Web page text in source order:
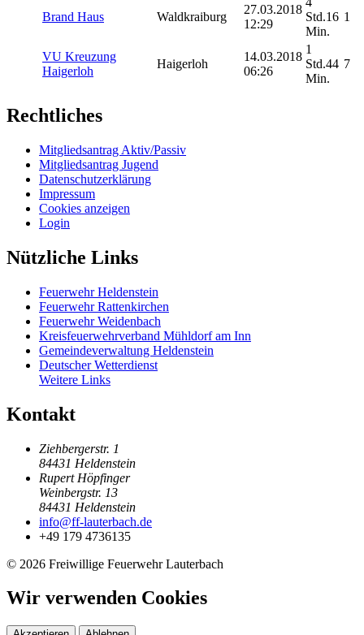
Brand Haus Waldkraiburg
27.03.2018
12:29
Std.16
Min.
1
VU Kreuzung
Haigerloh
Haigerloh
14.03.2018
06:26
1
Std.44
Min.
7
Rechtliches
Mitgliedsantrag Aktiv/Passiv
Mitgliedsantrag Jugend
Datenschutzerklärung
Impressum
Cookies anzeigen
Login
Nützliche Links
Feuerwehr Heldenstein
Feuerwehr Rattenkirchen
Feuerwehr Weidenbach
Kreisfeuerwehrverband Mühldorf am Inn
Gemeindeverwaltung Heldenstein
Deutscher Wetterdienst
Weitere Links
Kontakt
Ziehbergerstr. 1
84431 Heldenstein
Rupert Höpfinger
Weinbergstr. 13
84431 Heldenstein
info@ff-lauterbach.de
+49 179 4736135
© 2026 Freiwillige Feuerwehr Lauterbach
Wir verwenden Cookies